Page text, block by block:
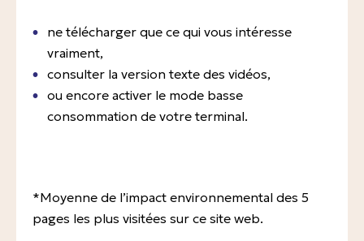
ne télécharger que ce qui vous intéresse
vraiment,
consulter la version texte des vidéos,
ou encore activer le mode basse
consommation de votre terminal.
*Moyenne de l’impact environnemental des 5
pages les plus visitées sur ce site web.